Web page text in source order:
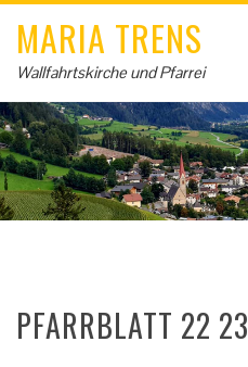
MARIA TRENS
Wallfahrtskirche und Pfarrei
PFARRBLATT 22 23